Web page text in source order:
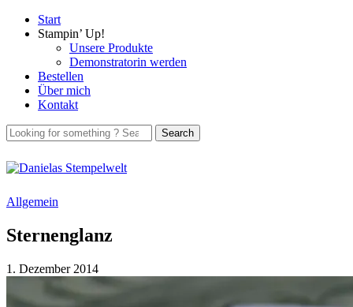
Start
Stampin’ Up!
Unsere Produkte
Demonstratorin werden
Bestellen
Über mich
Kontakt
Allgemein
Sternenglanz
1. Dezember 2014